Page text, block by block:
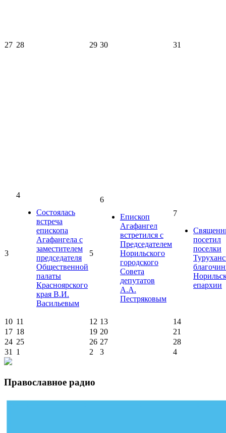
27 28 29 30 31
3
4
Состоялась
встреча
епископа
Агафангела с
заместителем
председателя
Общественной
палаты
Красноярского
края В.И.
Васильевым
5
6
Епископ
Агафангел
встретился с
Председателем
Норильского
городского
Совета
депутатов
А.А.
Пестряковым
7
посетил
поселки
епархии
10 11 12 13
14
17 18 19 20
21
24 25 26 27
28
31 1 2 3 4
Православное радио